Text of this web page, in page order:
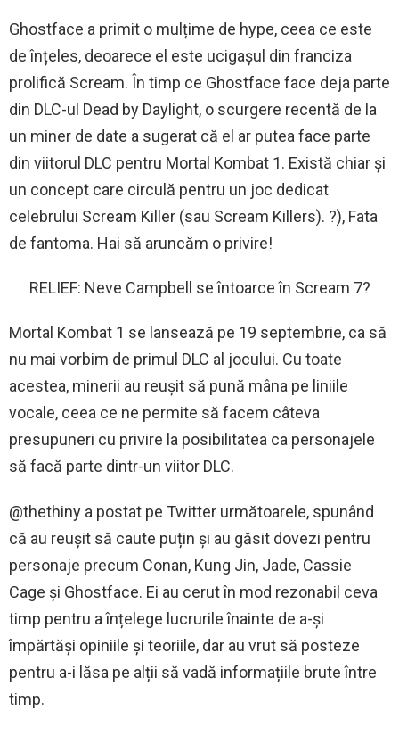
Ghostface a primit o mulțime de hype, ceea ce este
de înțeles, deoarece el este ucigașul din franciza
prolifică Scream. În timp ce Ghostface face deja parte
din DLC-ul Dead by Daylight, o scurgere recentă de la
un miner de date a sugerat că el ar putea face parte
din viitorul DLC pentru Mortal Kombat 1. Există chiar și
un concept care circulă pentru un joc dedicat
celebrului Scream Killer (sau Scream Killers). ?), Fata
de fantoma. Hai să aruncăm o privire!
RELIEF: Neve Campbell se întoarce în Scream 7?
Mortal Kombat 1 se lansează pe 19 septembrie, ca să
nu mai vorbim de primul DLC al jocului. Cu toate
acestea, minerii au reușit să pună mâna pe liniile
vocale, ceea ce ne permite să facem câteva
presupuneri cu privire la posibilitatea ca personajele
să facă parte dintr-un viitor DLC.
@thethiny a postat pe Twitter următoarele, spunând
că au reușit să caute puțin și au găsit dovezi pentru
personaje precum Conan, Kung Jin, Jade, Cassie
Cage și Ghostface. Ei au cerut în mod rezonabil ceva
timp pentru a înțelege lucrurile înainte de a-și
împărtăși opiniile și teoriile, dar au vrut să posteze
pentru a-i lăsa pe alții să vadă informațiile brute între
timp.